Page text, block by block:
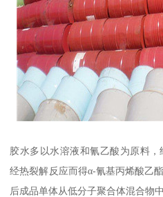
胶水多以水溶液和氰乙酸为原料
经热裂解反应而得α-氰基丙烯酸乙
后成品单体从低分子聚合体混合物